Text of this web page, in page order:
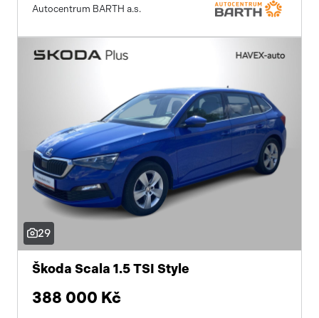
Autocentrum BARTH a.s.
29
Škoda Scala 1.5 TSI Style
388 000 Kč